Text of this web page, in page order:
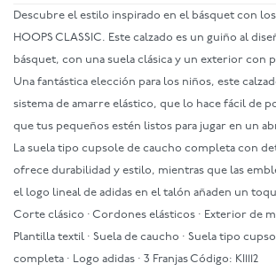
Descubre el estilo inspirado en el básquet con los
HOOPS CLASSIC. Este calzado es un guiño al
básquet, con una suela clásica y un exterior con
Una fantástica elección para los niños, este
sistema de amarre elástico, que lo hace fácil de
que tus pequeños estén listos para jugar en un
La suela tipo cupsole de caucho completa con
ofrece durabilidad y estilo, mientras que las
el logo lineal de adidas en el talón añaden un
Corte clásico · Cordones elásticos · Exterior de
Plantilla textil · Suela de caucho · Suela tipo
completa · Logo adidas · 3 Franjas Código: KI1112